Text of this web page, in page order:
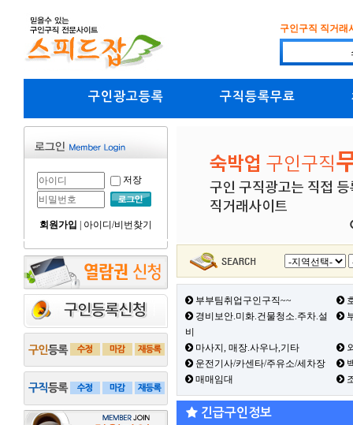
구인구직 직거래
구인광고등록 구직등록무료
저장
회원가입 아이디/비번찾기
부부팀취업구인구직~~
경비보안.미화.건물청소.주차.설
비
마사지, 매장.사우나,기타
운전기사/카센타/주유소/세차장
매매임대
긴급구인정보